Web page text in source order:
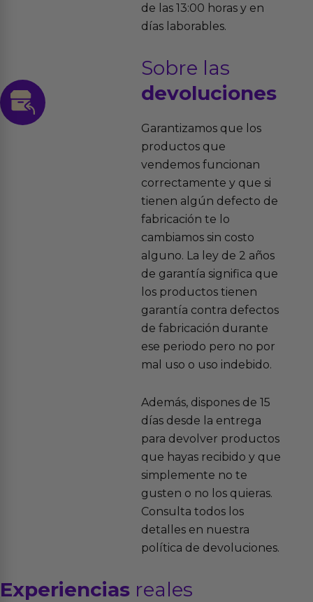
de las 13:00 horas y en
días laborables.
Sobre las
devoluciones
Garantizamos que los
productos que
vendemos funcionan
correctamente y que si
tienen algún defecto de
fabricación te lo
cambiamos sin costo
alguno. La ley de 2 años
de garantía significa que
los productos tienen
garantía contra defectos
de fabricación durante
ese periodo pero no por
mal uso o uso indebido.
Además, dispones de 15
días desde la entrega
para devolver productos
que hayas recibido y que
simplemente no te
gusten o no los quieras.
Consulta todos los
detalles en nuestra
política de devoluciones.
Experiencias reales